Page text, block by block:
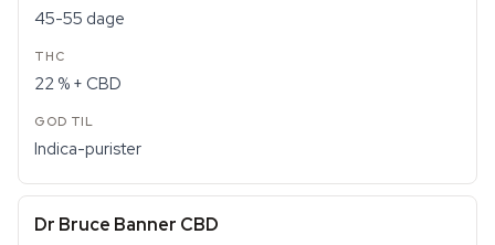
45-55 dage
22 % + CBD
Indica-purister
Dr Bruce Banner CBD